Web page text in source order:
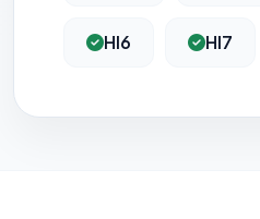
Hl6 Hl7
anonymisées via Google Analytics.